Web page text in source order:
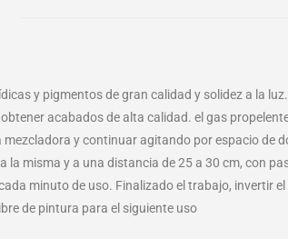
y pigmentos de gran calidad y solidez a la
acabados de alta calidad. el gas
y continuar agitando por espacio de
misma y a una distancia de 25 a 30 cm, con
minuto de uso. Finalizado el trabajo, invertir
de pintura para el siguiente uso